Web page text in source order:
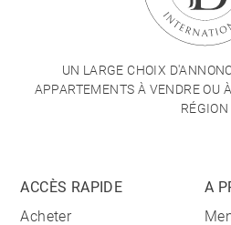
UN LARGE CHOIX
APPARTEMENTS À VENDRE OU
RÉGION
ACCÈS RAPIDE
Acheter
A